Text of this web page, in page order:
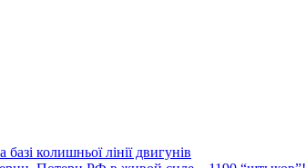
колишньої лінії двигунів